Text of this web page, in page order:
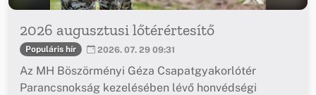
2026 augusztusi lőtérértesítő
Populáris hír 2026. 07. 29 09:31
Az MH Böszörményi Géza Csapatgyakorlótér
Parancsnokság kezelésében lévő honvédségi